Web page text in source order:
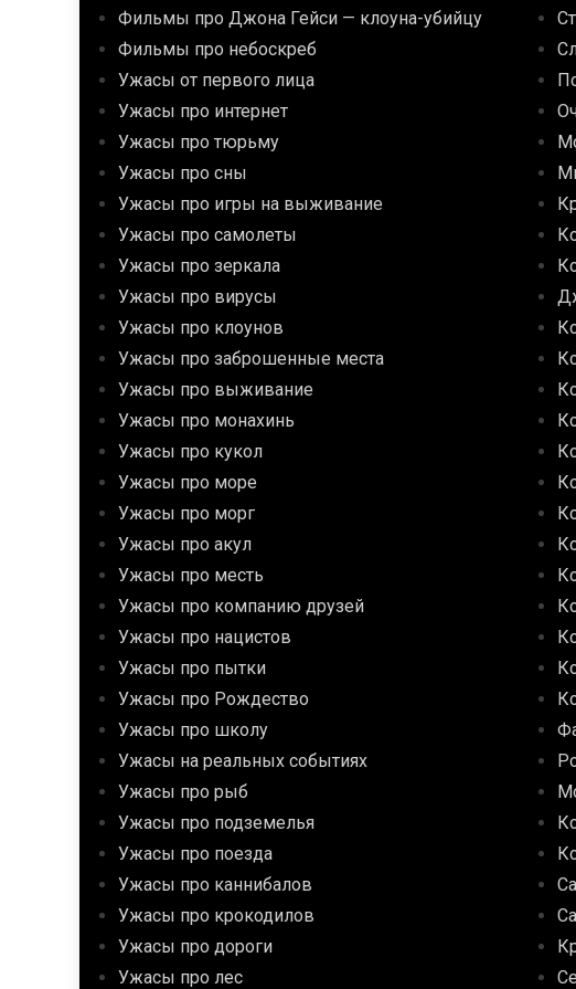
Фильмы про Джона Гейси — клоуна-убийцу
Фильмы про небоскреб
Ужасы от первого лица
Ужасы про интернет
Ужасы про тюрьму
Ужасы про сны
Ужасы про игры на выживание
Ужасы про самолеты
Ужасы про зеркала
Ужасы про вирусы
Ужасы про клоунов
Ужасы про заброшенные места
Ужасы про выживание
Ужасы про монахинь
Ужасы про кукол
Ужасы про море
Ужасы про морг
Ужасы про акул
Ужасы про месть
Ужасы про компанию друзей
Ужасы про нацистов
Ужасы про пытки
Ужасы про Рождество
Ужасы про школу
Ужасы на реальных событиях
Ужасы про рыб
Ужасы про подземелья
Ужасы про поезда
Ужасы про каннибалов
Ужасы про крокодилов
Ужасы про дороги
Ужасы про лес